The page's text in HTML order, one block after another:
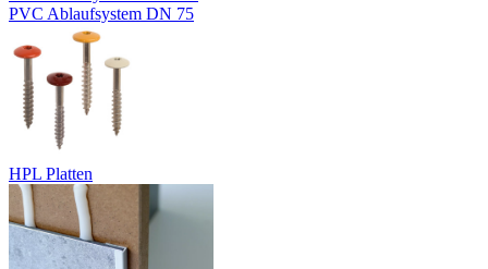
PVC Ablaufsystem DN 75
HPL Platten